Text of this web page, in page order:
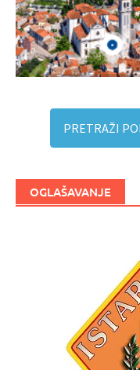
PRETRAŽI
OGLAŠAVANJE